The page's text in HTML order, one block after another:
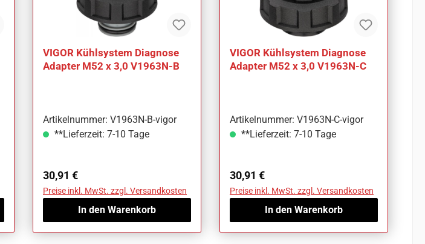
VIGOR Kühlsystem Diagnose
Adapter M52 x 3,0 V1963N-B
Artikelnummer: V1963N-B-vigor
**Lieferzeit: 7-10 Tage
Regulärer Preis:
30,91 €
Preise inkl. MwSt. zzgl. Versandkosten
In den Warenkorb
VIGOR Kühlsystem Diagnose
Adapter M52 x 3,0 V1963N-C
Artikelnummer: V1963N-C-vigor
**Lieferzeit: 7-10 Tage
Regulärer Preis:
30,91 €
Preise inkl. MwSt. zzgl. Versandkosten
In den Warenkorb